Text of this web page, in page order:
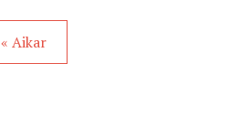
« Aikar